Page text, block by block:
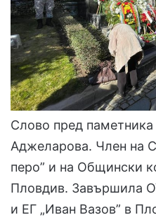
Слово пред
Аджеларова. Член на
перо” и на Общински
Пловдив. Завършила
и ЕГ „Иван Вазов” в